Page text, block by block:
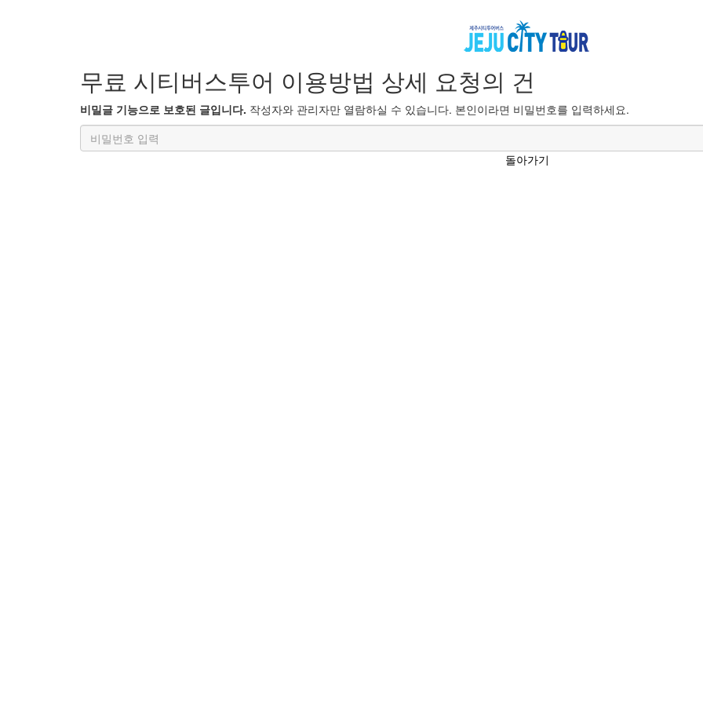
무료 시티버스투어 이용방법 상세 요청의 건
비밀글 기능으로 보호된 글입니다. 작성자와 관리자만 열람하실 수 있습니다. 본인이라면 비밀번호를 입력하세요.
돌아가기